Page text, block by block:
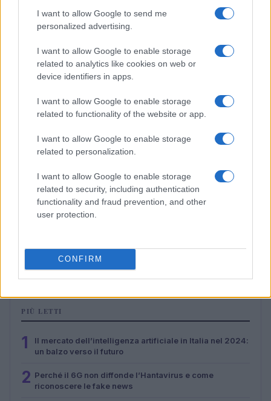
I want to allow Google to send me
personalized advertising.
I want to allow Google to enable storage
related to analytics like cookies on web or
device identifiers in apps.
I want to allow Google to enable storage
related to functionality of the website or app.
I want to allow Google to enable storage
related to personalization.
I want to allow Google to enable storage
related to security, including authentication
functionality and fraud prevention, and other
user protection.
CONFIRM
Boom del settore tech italiano: 652 milioni in venture
capital nel primo semestre 2026
NERD NEWS
Vigezzo
Andrea Conforti · 5 Ago 2026
PIÙ LETTI
1
Il mercato dell’intelligenza artificiale in Italia nel 2024:
un balzo verso il futuro
2 Perché il 6G non diffonde l’Hantavirus e come
riconoscere le fake news